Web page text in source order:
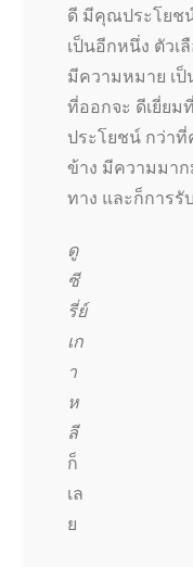
ดี มีคุณประโยช
เป็นอีกหนึ่ง ตัว
มีความหมาย เ
ที่ออกจะ ดีเยี่ยม
ประโยชน์ กว่า
ข้าง มีความมาก
ทาง และก็การ
ดู
ซี
รี่ย์
เก
า
ห
ลี
ก็
เล
ย